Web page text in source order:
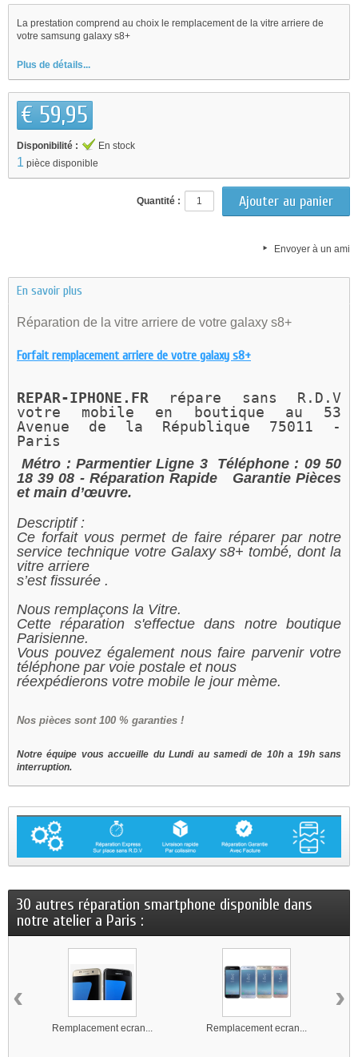
La prestation comprend au choix le remplacement de la vitre arriere de
votre samsung galaxy s8+
Plus de détails...
€ 59,95
Disponibilité : En stock
1 pièce disponible
Quantité :
Envoyer à un ami
En savoir plus
Réparation de la vitre arriere de votre galaxy s8+
Forfait remplacement arriere de votre galaxy s8+
REPAR-IPHONE.FR
répare sans R.D.V
votre mobile en boutique au 53
Avenue de la République 75011 -
Paris
Métro : Parmentier Ligne 3
Téléphone : 09 50
18 39 08 - Réparation Rapide
Garantie Pièces
et main d’œuvre.
Descriptif :
Ce forfait vous permet de faire réparer par notre
service technique votre Galaxy s8+ tombé, dont la
vitre arriere
s’est fissurée .
Nous remplaçons la Vitre.
Cette réparation s'effectue dans notre boutique
Parisienne.
Vous pouvez également nous faire parvenir votre
téléphone par voie postale et nous
réexpédierons votre mobile le jour mème.
Nos pièces sont 100 % garanties !
Notre équipe vous accueille du Lundi au samedi de 10h a 19h sans
interruption.
30 autres réparation smartphone disponible dans
notre atelier a Paris :
Remplacement ecran... Remplacement ecran...
‹ ›